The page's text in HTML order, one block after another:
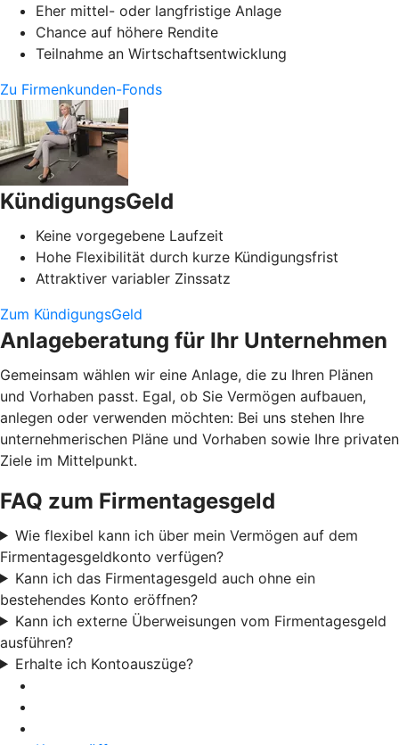
Eher mittel- oder langfristige Anlage
Chance auf höhere Rendite
Teilnahme an Wirtschaftsentwicklung
Zu Firmenkunden-Fonds
KündigungsGeld
Keine vorgegebene Laufzeit
Hohe Flexibilität durch kurze Kündigungsfrist
Attraktiver variabler Zinssatz
Zum KündigungsGeld
Anlageberatung für Ihr Unternehmen
Gemeinsam wählen wir eine Anlage, die zu Ihren Plänen
und Vorhaben passt. Egal, ob Sie Vermögen aufbauen,
anlegen oder verwenden möchten: Bei uns stehen Ihre
unternehmerischen Pläne und Vorhaben sowie Ihre privaten
Ziele im Mittelpunkt.
FAQ zum Firmentagesgeld
Wie flexibel kann ich über mein Vermögen auf dem
Firmentagesgeldkonto verfügen?
Kann ich das Firmentagesgeld auch ohne ein
bestehendes Konto eröffnen?
Kann ich externe Überweisungen vom Firmentagesgeld
ausführen?
Erhalte ich Kontoauszüge?